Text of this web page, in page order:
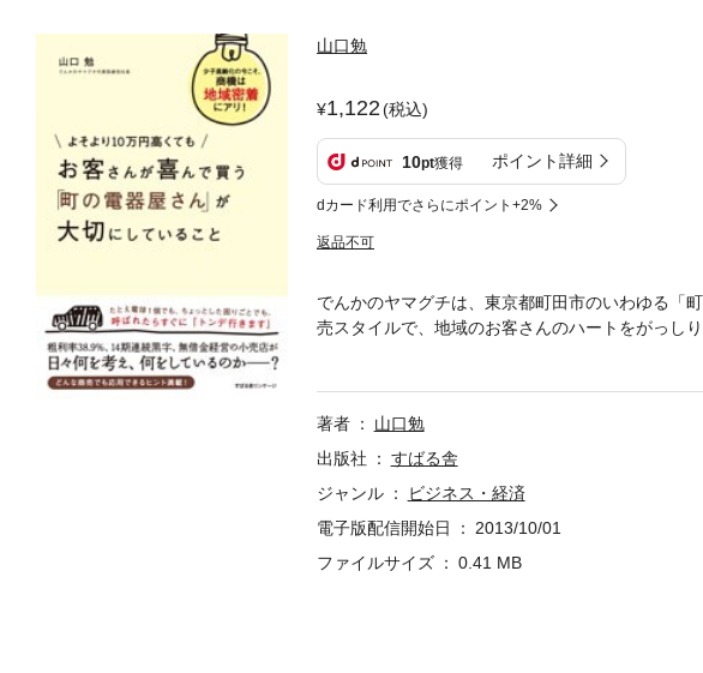
山口勉
1,122(税込)
10pt獲得 ポイント詳細
dカード利用でさらにポイント+2%
返品不可
でんかのヤマグチは、東京都町田市のいわゆる「
売スタイルで、地域のお客さんのハートをがっし
のがあるにも関わらず、お客さんは「でんかのヤ
著者
山口勉
出版社
すばる舎
ジャンル
ビジネス・経済
電子版配信開始日
2013/10/01
ファイルサイズ
0.41 MB